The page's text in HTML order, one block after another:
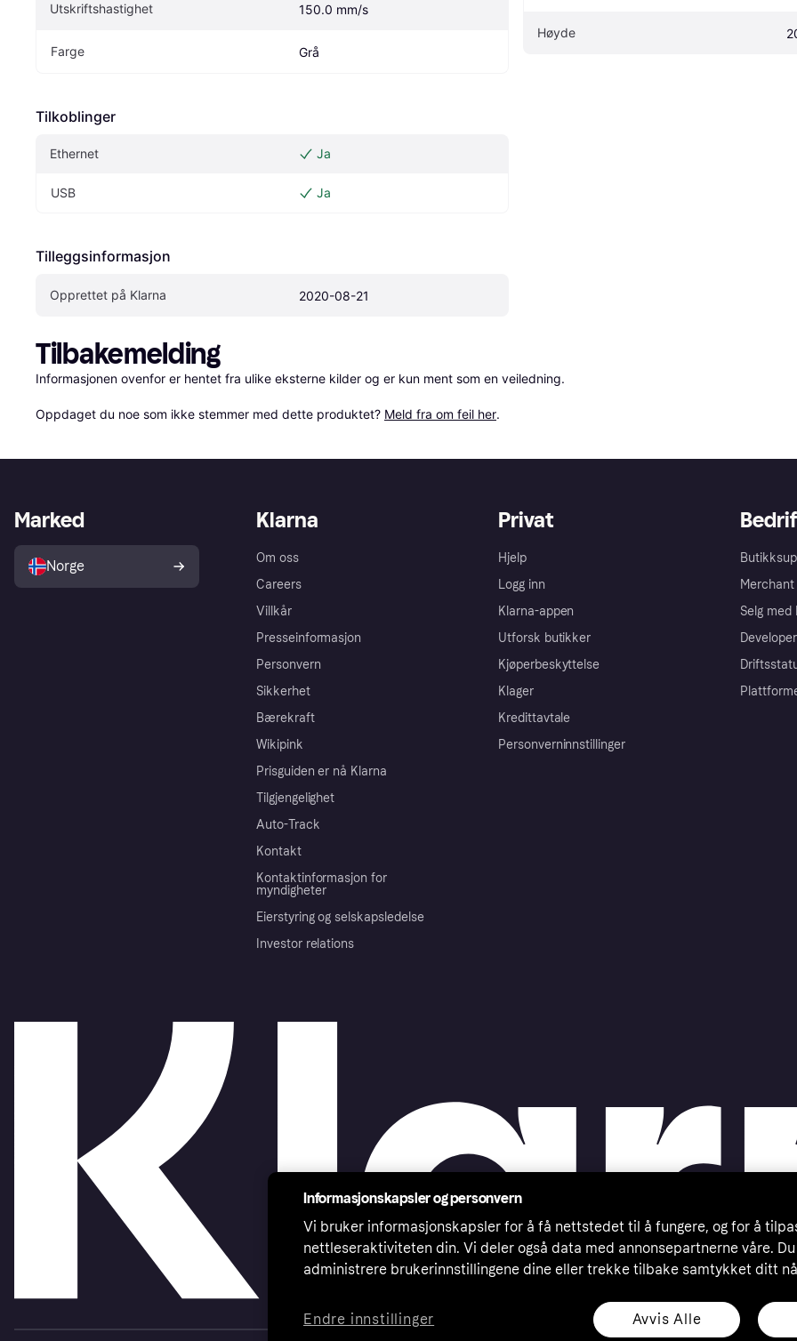
Utskriftshastighet 150.0 mm/s
Farge Grå
Tilkoblinger
Ethernet Ja
USB Ja
Tilleggsinformasjon
Opprettet på Klarna 2020-08-21
Høyde
Tilbakemelding
Informasjonen ovenfor er hentet fra ulike eksterne kilder og er kun ment som en veiledning.
Oppdaget du noe som ikke stemmer med dette produktet? Meld fra om feil her.
Klarna
Om oss
Careers
Villkår
Presseinformasjon
Personvern
Sikkerhet
Bærekraft
Wikipink
Prisguiden er nå Klarna
Tilgjengelighet
Auto-Track
Kontakt
Kontaktinformasjon for
myndigheter
Eierstyring og selskapsledelse
Investor relations
Privat
Hjelp
Logg inn
Klarna-appen
Utforsk butikker
Kjøperbeskyttelse
Klager
Kredittavtale
Personverninnstillinger
Merchant
Selg med
Marked
Norge
Informasjonskapsler og personvern
Vi bruker informasjonskapsler for å få nettstedet til å fungere, og for å
nettleseraktiviteten din. Vi deler også data med annonsepartnerne våre.
administrere brukerinnstillingene dine eller trekke tilbake samtykket ditt
Avvis Alle
Endre innstillinger